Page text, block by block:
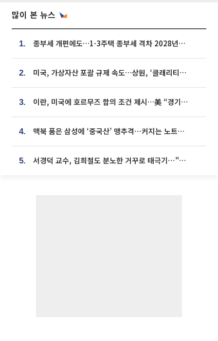
많이 본 뉴스
1. 종부세 개편에도…1·3주택 종부세 격차 2028년부터 확대
2. 미국, 가상자산 포괄 규제 속도…상원, ‘클래리티법’ 9월 절차투표 추진
3. 이란, 미국에 호르무즈 합의 조건 제시…美 “경기 아직 안 끝나” [종합]
4. 맥북 품은 삼성에 ‘중국산’ 맹추격⋯커지는 노트북 OLED 시장
5. 서경덕 교수, 김희철도 분노한 거꾸로 태극기⋯"엉터리는 아냐, 아쉬울 뿐"